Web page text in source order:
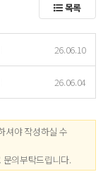
목록
26.06.10
26.06.04
셔야 작성하실 수
문의부탁드립니다.